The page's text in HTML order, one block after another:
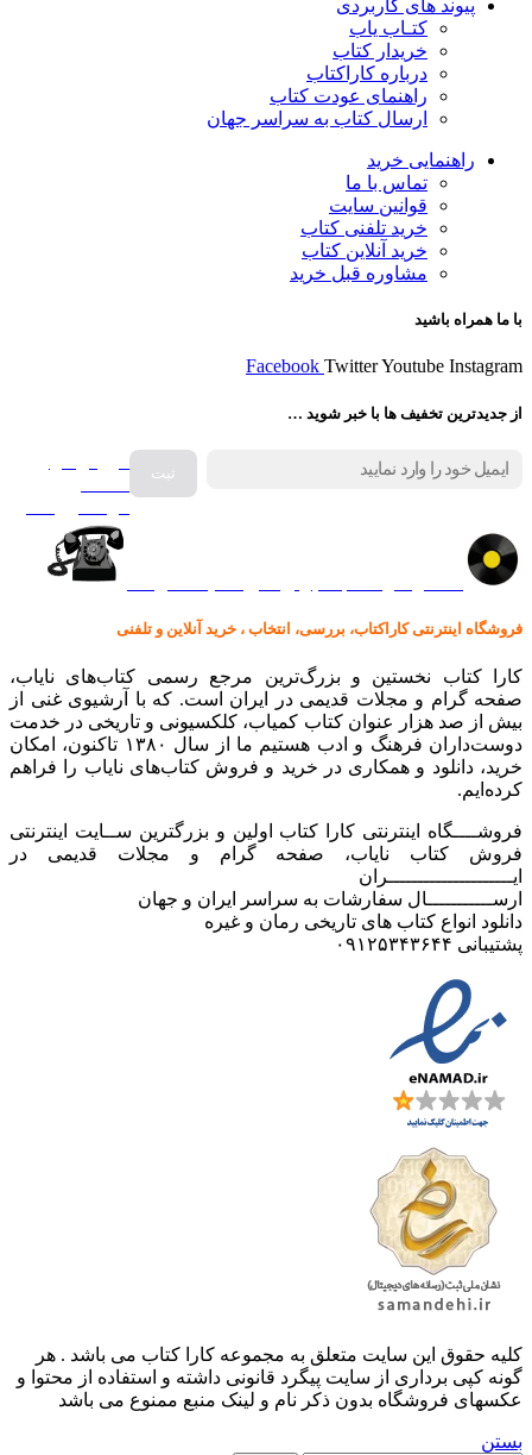
پیوند های کاربردی
کتـاب یاب
خریدار کتاب
درباره کاراکتاب
راهنمای عودت کتاب
ارسال کتاب به سراسر جهان
راهنمایی خرید
تماس با ما
قوانین سایت
خرید تلفنی کتاب
خرید آنلاین کتاب
مشاوره قبل خرید
با ما همراه باشید
Facebook TwitterYoutube Instagram
از جدیدترین تخفیف ها با خبر شوید …
فروش انواع
فروشگاه اینترنتی کاراکتاب، بررسی، انتخاب ، خرید آنلاین و تلفنی
کارا کتاب نخستین و بزرگ‌ترین مرجع رسمی کتاب‌های نایاب،
صفحه گرام و مجلات قدیمی در ایران است. که با آرشیوی غنی از
بیش از صد هزار عنوان کتاب کمیاب، کلکسیونی و تاریخی در خدمت
دوست‌داران فرهنگ و ادب هستیم ما از سال ۱۳۸۰ تاکنون، امکان
خرید، دانلود و همکاری در خرید و فروش کتاب‌های نایاب را فراهم
کرده‌ایم.
فروشــــگاه اینترنتی کارا کتاب اولین و بزرگترین ســایت اینترنتی
فروش کتاب نایاب، صفحه گرام و مجلات قدیمی در
ایـــــــــــــــــــــران
ارســـــــــــال سفارشات به سراسر ایران و جهان
دانلود انواع کتاب های تاریخی رمان و غیره
پشتیبانی ۰۹۱۲۵۳۴۳۶۴۴
کليه حقوق اين سايت متعلق به مجموعه کارا کتاب می باشد . هر
گونه کپی برداری از سایت پیگرد قانونی داشته و استفاده از محتوا و
عکسهای فروشگاه بدون ذکر نام و لینک منبع ممنوع می باشد
بستن